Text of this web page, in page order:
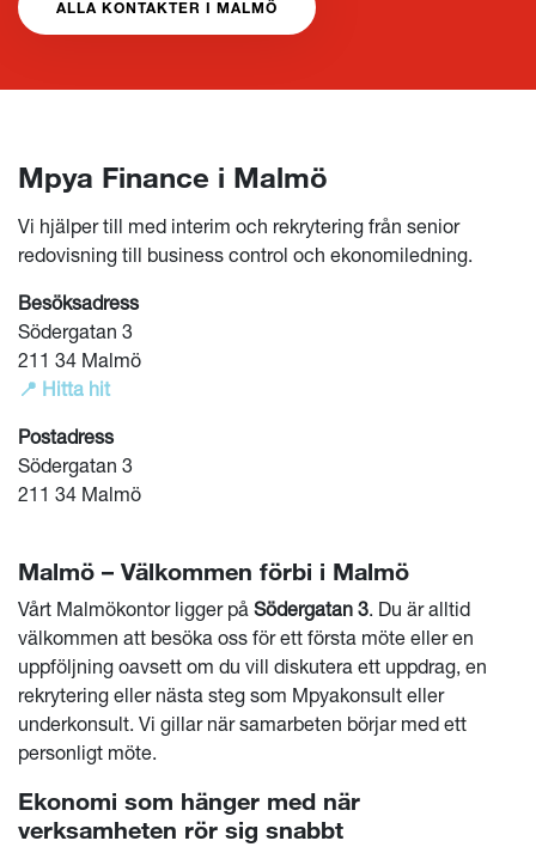
ALLA KONTAKTER I MALMÖ
Mpya Finance i Malmö
Vi hjälper till med interim och rekrytering från senior
redovisning till business control och ekonomiledning.
Besöksadress
Södergatan 3
211 34 Malmö
📍 Hitta hit
Postadress
Södergatan 3
211 34 Malmö
Malmö – Välkommen förbi i Malmö
Vårt Malmökontor ligger på Södergatan 3. Du är alltid
välkommen att besöka oss för ett första möte eller en
uppföljning oavsett om du vill diskutera ett uppdrag, en
rekrytering eller nästa steg som Mpyakonsult eller
underkonsult. Vi gillar när samarbeten börjar med ett
personligt möte.
Ekonomi som hänger med när
verksamheten rör sig snabbt